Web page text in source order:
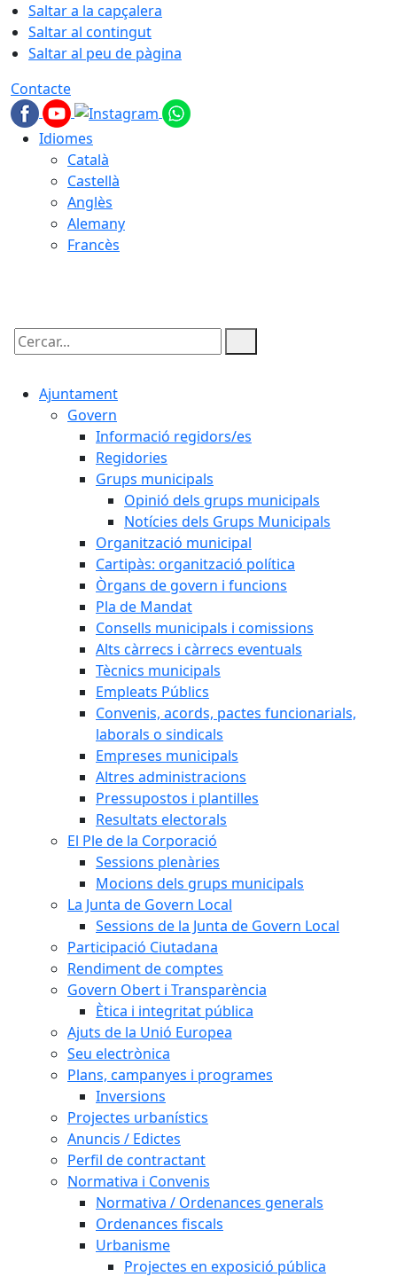
Saltar a la capçalera
Saltar al contingut
Saltar al peu de pàgina
Contacte
Idiomes
Català
Castellà
Anglès
Alemany
Francès
Cercar:
Ajuntament
Govern
Informació regidors/es
Regidories
Grups municipals
Opinió dels grups municipals
Notícies dels Grups Municipals
Organització municipal
Cartipàs: organització política
Òrgans de govern i funcions
Pla de Mandat
Consells municipals i comissions
Alts càrrecs i càrrecs eventuals
Tècnics municipals
Empleats Públics
Convenis, acords, pactes funcionarials,
laborals o sindicals
Empreses municipals
Altres administracions
Pressupostos i plantilles
Resultats electorals
El Ple de la Corporació
Sessions plenàries
Mocions dels grups municipals
La Junta de Govern Local
Sessions de la Junta de Govern Local
Participació Ciutadana
Rendiment de comptes
Govern Obert i Transparència
Ètica i integritat pública
Ajuts de la Unió Europea
Seu electrònica
Plans, campanyes i programes
Inversions
Projectes urbanístics
Anuncis / Edictes
Perfil de contractant
Normativa i Convenis
Normativa / Ordenances generals
Ordenances fiscals
Urbanisme
Projectes en exposició pública